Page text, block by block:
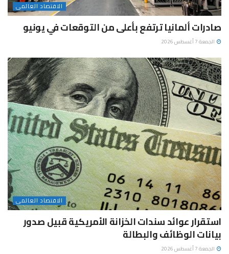
الاقتصاد العالمى
صادرات ألمانيا ترتفع بأعلى من التوقعات في يونيو
الجمعة 7 أغسطس 2026
الاقتصاد العالمى
استقرار عوائد سندات الخزانة الأمريكية قبيل صدور
بيانات الوظائف والبطالة
الجمعة 7 أغسطس 2026